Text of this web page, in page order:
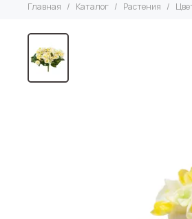
Главная Каталог Растения